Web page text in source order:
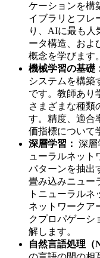
ケーションを構
イブラリとフレ
り、AIに最も人
ータ構造、およ
概念を学びます。
機械学習の基礎
システムを構築
です。教師あり
さまざまな種類
す。精度、適合
価指標について
深層学習： 深層
ューラルネット
パターンを抽出
畳み込みニュー
トニューラル
ネットワークア
クプロパゲーシ
解します。
自然言語処理（